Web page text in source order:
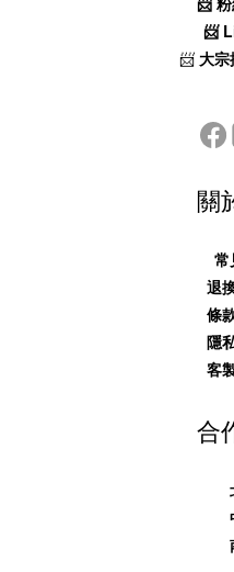
📨
📨 大宗
關
常
退
條
隱
客
合